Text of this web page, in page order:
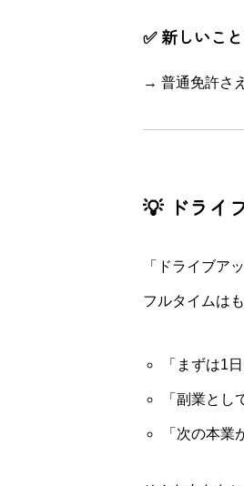
✅ 新しいこ
→ 普通免許さ
💡 ドライ
「ドライブア
フルタイムはも
「まずは1
「副業とし
「次の本業